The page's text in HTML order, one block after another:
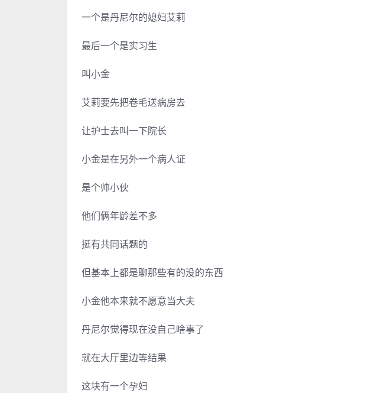
一个是丹尼尔的媳妇艾莉
最后一个是实习生
叫小金
艾莉要先把卷毛送病房去
让护士去叫一下院长
小金是在另外一个病人证
是个帅小伙
他们俩年龄差不多
挺有共同话题的
但基本上都是聊那些有的没的东西
小金他本来就不愿意当大夫
丹尼尔觉得现在没自己啥事了
就在大厅里边等结果
这块有一个孕妇